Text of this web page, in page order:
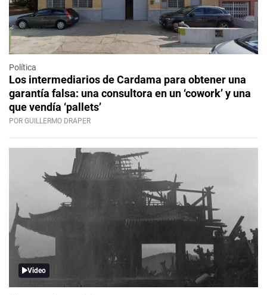
Política
Los intermediarios de Cardama para obtener una
garantía falsa: una consultora en un ‘cowork’ y una
que vendía ‘pallets’
POR GUILLERMO DRAPER
Video